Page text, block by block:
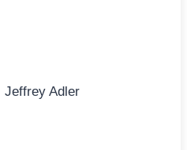
Jeffrey Adler